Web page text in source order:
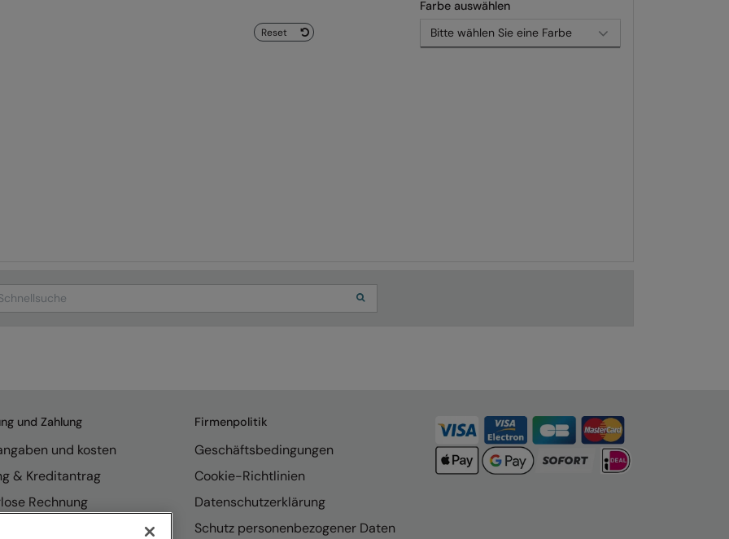
Farbe auswählen
Reset
und Zahlung
und kosten
& Kreditantrag
Rechnung
Firmenpolitik
Geschäftsbedingungen
Cookie-Richtlinien
Datenschutzerklärung
Schutz personenbezogener Daten